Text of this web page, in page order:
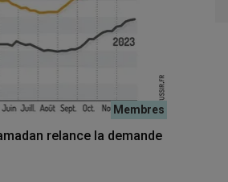
relance la demande